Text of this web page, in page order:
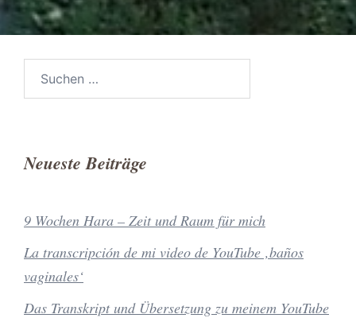
Neueste Beiträge
9 Wochen Hara – Zeit und Raum für mich
La transcripción de mi video de YouTube ‚baños
vaginales‘
Das Transkript und Übersetzung zu meinem YouTube